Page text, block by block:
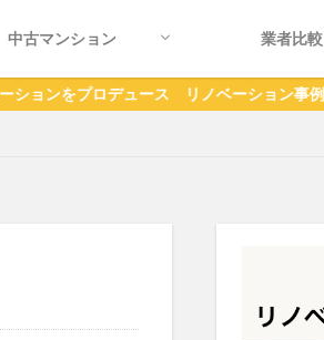
中古マンション
マンションの間取り
の探し方・相場
管理・メンテナンス
業者比較
ース リノベーション事例を一挙公開